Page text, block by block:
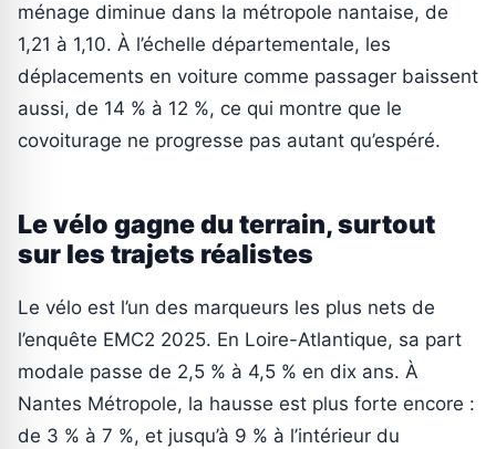
ménage diminue dans la métropole nantaise, de
1,21 à 1,10. À l’échelle départementale, les
déplacements en voiture comme passager baissent
aussi, de 14 % à 12 %, ce qui montre que le
covoiturage ne progresse pas autant qu’espéré.
Le vélo gagne du terrain, surtout
sur les trajets réalistes
Le vélo est l’un des marqueurs les plus nets de
l’enquête EMC2 2025. En Loire-Atlantique, sa part
modale passe de 2,5 % à 4,5 % en dix ans. À
Nantes Métropole, la hausse est plus forte encore :
de 3 % à 7 %, et jusqu’à 9 % à l’intérieur du